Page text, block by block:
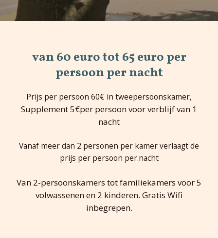
van 60 euro tot 65 euro per
persoon per nacht
Prijs per persoon 60€ in tweepersoonskamer,
Supplement 5€per persoon voor verblijf van 1
nacht
Vanaf meer dan 2 personen per kamer verlaagt de
prijs per persoon per.nacht
Van 2-persoonskamers tot familiekamers voor 5
volwassenen en 2 kinderen. Gratis Wifi
inbegrepen.